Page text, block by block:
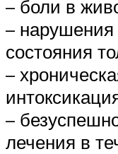
– боли в
– нарушения
состояния
–
–
лечения в